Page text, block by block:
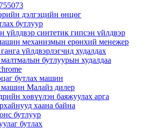
дэлгэцийн өнцөг
бутлуур
үйлдвэр синтетик гипсэн үйлдвэр
механизмын ерөнхий менежер
үйлдвэрлэгчид худалдах
бутлуурын худалдаа
бутлах машин
машин Малайз дилер
хөвүүлэн баяжуулах арга
хаана байна
бутлуур
бутлах